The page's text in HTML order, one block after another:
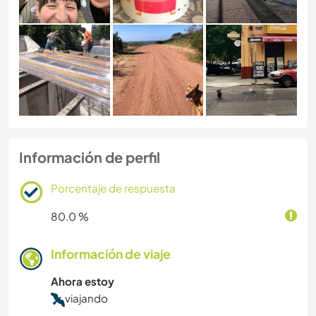
Información de perfil
Porcentaje de respuesta
80.0 %
Información de viaje
Ahora estoy
viajando